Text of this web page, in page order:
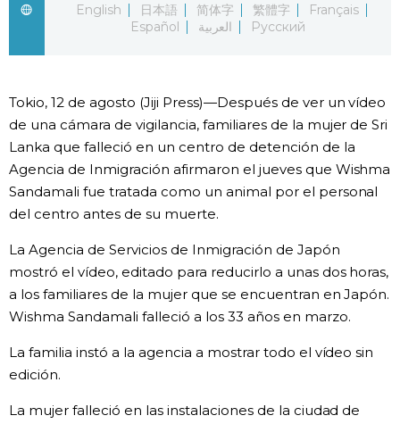
Русский
Vida
Guía de Japón
Vídeos e imágenes
En profundidad
Más
Noticias
Datos de Japón
official SNS
English
日本語 简体字 繁體字
Français
Español
العربية Русский
Tokio, 12 de agosto (Jiji Press)—Después de ver un vídeo
de una cámara de vigilancia, familiares de la mujer de Sri
Lanka que falleció en un centro de detención de la
Agencia de Inmigración afirmaron el jueves que Wishma
Sandamali fue tratada como un animal por el personal
del centro antes de su muerte.
La Agencia de Servicios de Inmigración de Japón
mostró el vídeo, editado para reducirlo a unas dos horas,
a los familiares de la mujer que se encuentran en Japón.
Wishma Sandamali falleció a los 33 años en marzo.
La familia instó a la agencia a mostrar todo el vídeo sin
edición.
La mujer falleció en las instalaciones de la ciudad de